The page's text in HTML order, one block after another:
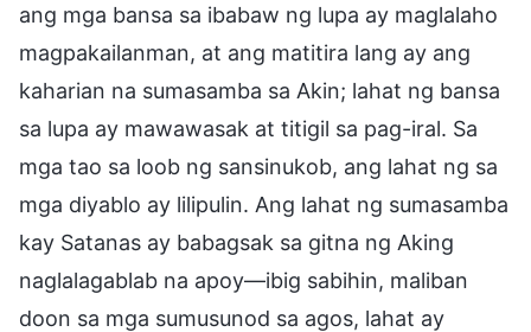
ang mga bansa sa ibabaw ng lupa ay maglalaho
magpakailanman, at ang matitira lang ay ang
kaharian na sumasamba sa Akin; lahat ng bansa
sa lupa ay mawawasak at titigil sa pag-iral. Sa
mga tao sa loob ng sansinukob, ang lahat ng sa
mga diyablo ay lilipulin. Ang lahat ng sumasamba
kay Satanas ay babagsak sa gitna ng Aking
naglalagablab na apoy—ibig sabihin, maliban
doon sa mga sumusunod sa agos, lahat ay